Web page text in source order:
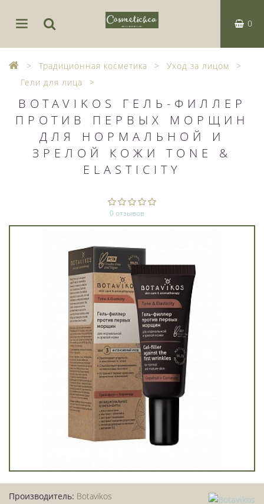
0
Традиционная косметика
Уход за лицом
Гели для лица
BOTAVIKOS ГЕЛЬ-ФИЛЛЕР
ПРОТИВ ПЕРВЫХ МОРЩИН
ДЛЯ НОРМАЛЬНОЙ И
ЗРЕЛОЙ КОЖИ TONE &
ELASTICITY
0 отзывов
Производитель: Botavikos